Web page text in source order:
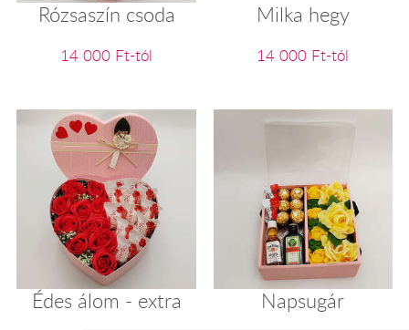
Rózsaszín csoda
14 000 Ft-tól
Milka hegy
14 000 Ft-tól
Édes álom - extra Napsugár